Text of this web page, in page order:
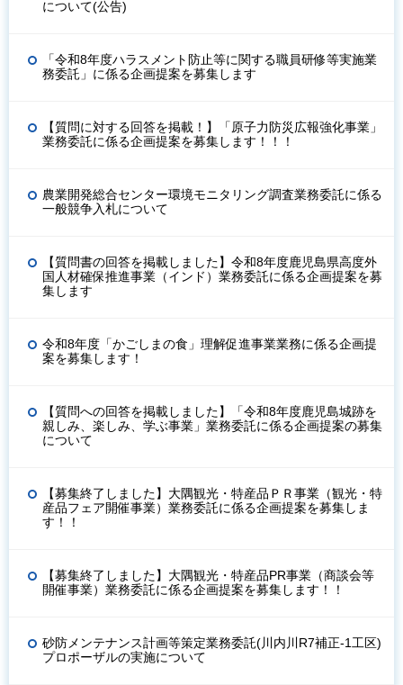
について(公告)
「令和8年度ハラスメント防止等に関する職員研修等実施業
務委託」に係る企画提案を募集します
【質問に対する回答を掲載！】「原子力防災広報強化事業」
業務委託に係る企画提案を募集します！！！
農業開発総合センター環境モニタリング調査業務委託に係る
一般競争入札について
【質問書の回答を掲載しました】令和8年度鹿児島県高度外
国人材確保推進事業（インド）業務委託に係る企画提案を募
集します
令和8年度「かごしまの食」理解促進事業業務に係る企画提
案を募集します！
【質問への回答を掲載しました】「令和8年度鹿児島城跡を
親しみ、楽しみ、学ぶ事業」業務委託に係る企画提案の募集
について
【募集終了しました】大隅観光・特産品ＰＲ事業（観光・特
産品フェア開催事業）業務委託に係る企画提案を募集しま
す！！
【募集終了しました】大隅観光・特産品PR事業（商談会等
開催事業）業務委託に係る企画提案を募集します！！
砂防メンテナンス計画等策定業務委託(川内川R7補正-1工区)
プロポーザルの実施について